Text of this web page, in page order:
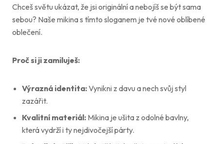
Chceš světu ukázat, že jsi originální a nebojíš se být sama
sebou? Naše mikina s tímto sloganem je tvé nové oblíbené
oblečení.
Proč si ji zamiluješ:
Výrazná identita:Vynikni z davu a nech svůj styl
zazářit.
Kvalitní materiál: Mikina je ušita z odolné bavlny,
která vydrží i ty nejdivočejší párty.